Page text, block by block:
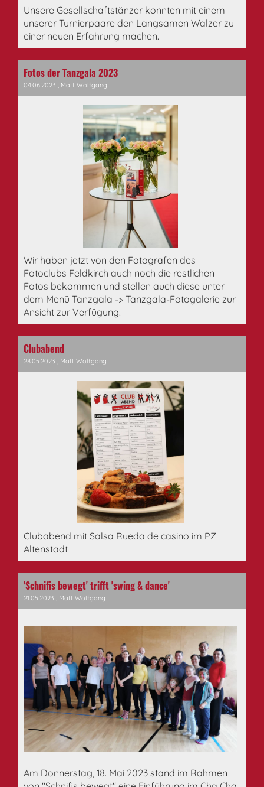
Unsere Gesellschaftstänzer konnten mit einem
unserer Turnierpaare den Langsamen Walzer zu
einer neuen Erfahrung machen.
Fotos der Tanzgala 2023
04.06.2023 , Matt Wolfgang
Wir haben jetzt von den Fotografen des
Fotoclubs Feldkirch auch noch die restlichen
Fotos bekommen und stellen auch diese unter
dem Menü Tanzgala -> Tanzgala-Fotogalerie zur
Ansicht zur Verfügung.
Clubabend
28.05.2023 , Matt Wolfgang
Clubabend mit Salsa Rueda de casino im PZ
Altenstadt
'Schnifis bewegt' trifft 'swing & dance'
21.05.2023 , Matt Wolfgang
Am Donnerstag, 18. Mai 2023 stand im Rahmen